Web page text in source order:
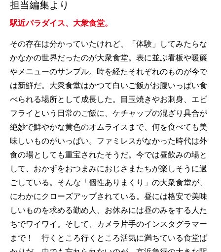
担当編集より
駅近パラダイス、大衆食堂。
その存在は分かっていたけれど、「体験」してみたらな
かなかの世界だったのが大衆食堂。表に並ぶ看板や暖簾
やメニューのサンプル。時を経たそれぞれのものが今で
は新鮮だ。大衆食堂はかつて白いご飯がお腹いっぱい食
べられる場所として成長した。目玉焼きやお刺身、エビ
フライという日常のご飯に、ケチャップの混ざり具合が
絶妙で鮮やかな黄色のオムライスまで、何を食べても美
味しいものがいっぱい。ファミレスがなかった時代は外
食の場としても重宝されたそうだ。今では昼飲みの場と
して、おかずをおつまみにおじさまたちが楽しそうに過
ごしている。そんな「個性ありまくり」の大衆食堂が、
にわかにクローズアップされている。昼には格安で美味
しいものを求める勤め人、お休みには昼のみをする人た
ちでワイワイ。そして、カメラ片手のインスタグラマー
まで！ 行くところ行くところ活気に満ちている食堂ば